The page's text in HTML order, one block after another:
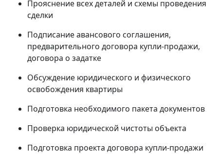
Прояснение всех деталей и схемы проведения
сделки
Подписание авансового соглашения,
предварительного договора купли-продажи,
договора о задатке
Обсуждение юридического и физического
освобождения квартиры
Подготовка необходимого пакета документов
Проверка юридической чистоты объекта
Подготовка проекта договора купли-продажи